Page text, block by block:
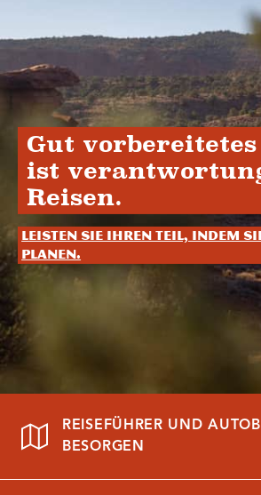
Gut vorbereitetes
ist
Reisen.
Leisten Sie Ihren Teil, indem
planen.
REISEFÜHRER UND
BESORGEN